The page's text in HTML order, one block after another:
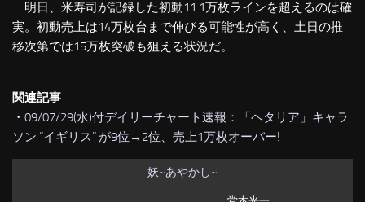
明日、米寿司が記録した初動11.1万枚ラインを超えるのは確
実。初動売上は14万枚台まで伸びる可能性が高く、土日の推
移次第では15万枚突破も狙える状況だ。
関連記事
・ 09/07/29(水)付デイリーチャート速報：「ヘタリア」キャラ
ソン “イギリス” が9位→2位、売上1万枚オーバー!
妖~あやかし~